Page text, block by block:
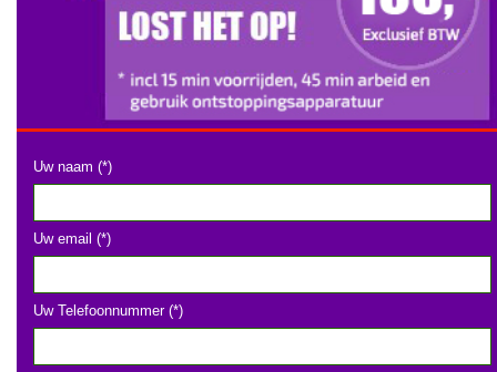
Uw naam (*)
Uw email (*)
Uw Telefoonnummer (*)